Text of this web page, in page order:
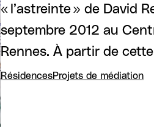
« l’astreinte » de David
septembre 2012 au
Rennes. À partir de
RésidencesProjets de médiation